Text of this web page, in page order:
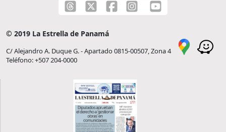
© 2019 La Estrella de Panamá
C/ Alejandro A. Duque G. - Apartado 0815-00507, Zona 4
Teléfono: +507 204-0000